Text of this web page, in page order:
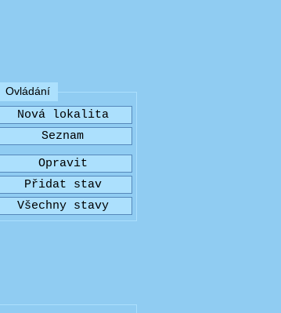
Ovládání